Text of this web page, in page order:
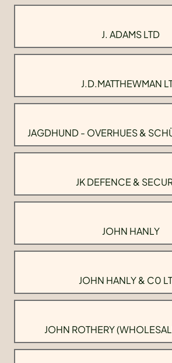
J. ADAMS LTD
J.D.MATTHEWMAN
JAGDHUND - OVERHUES &
JK DEFENCE &
JOHN HANLY
JOHN HANLY & C0
JOHN ROTHERY